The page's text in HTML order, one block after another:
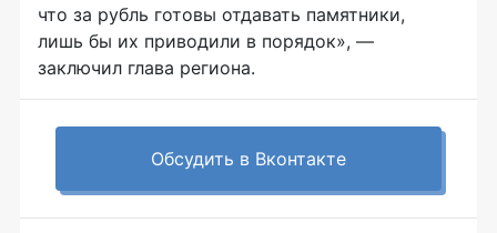
что за рубль готовы отдавать памятники,
лишь бы их приводили в порядок», —
заключил глава региона.
Обсудить в Вконтакте